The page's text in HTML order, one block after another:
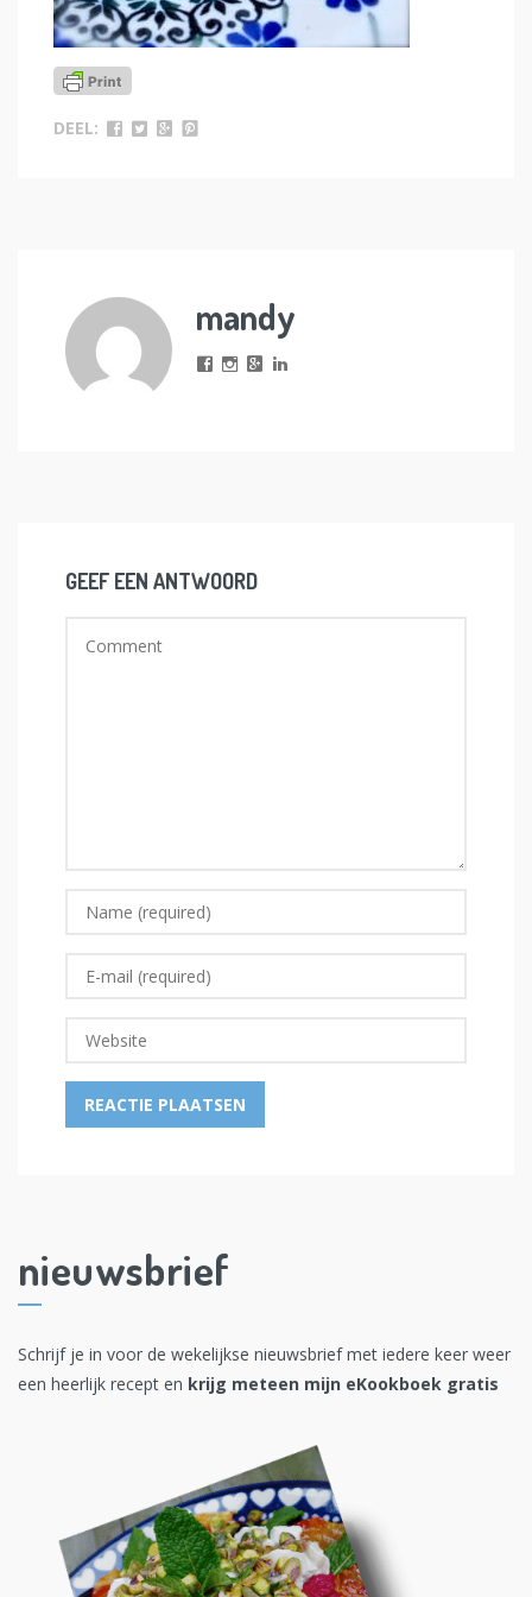
DEEL:
mandy
GEEF EEN ANTWOORD
nieuwsbrief
Schrijf je in voor de wekelijkse nieuwsbrief met iedere keer weer
een heerlijk recept en krijg meteen mijn eKookboek gratis